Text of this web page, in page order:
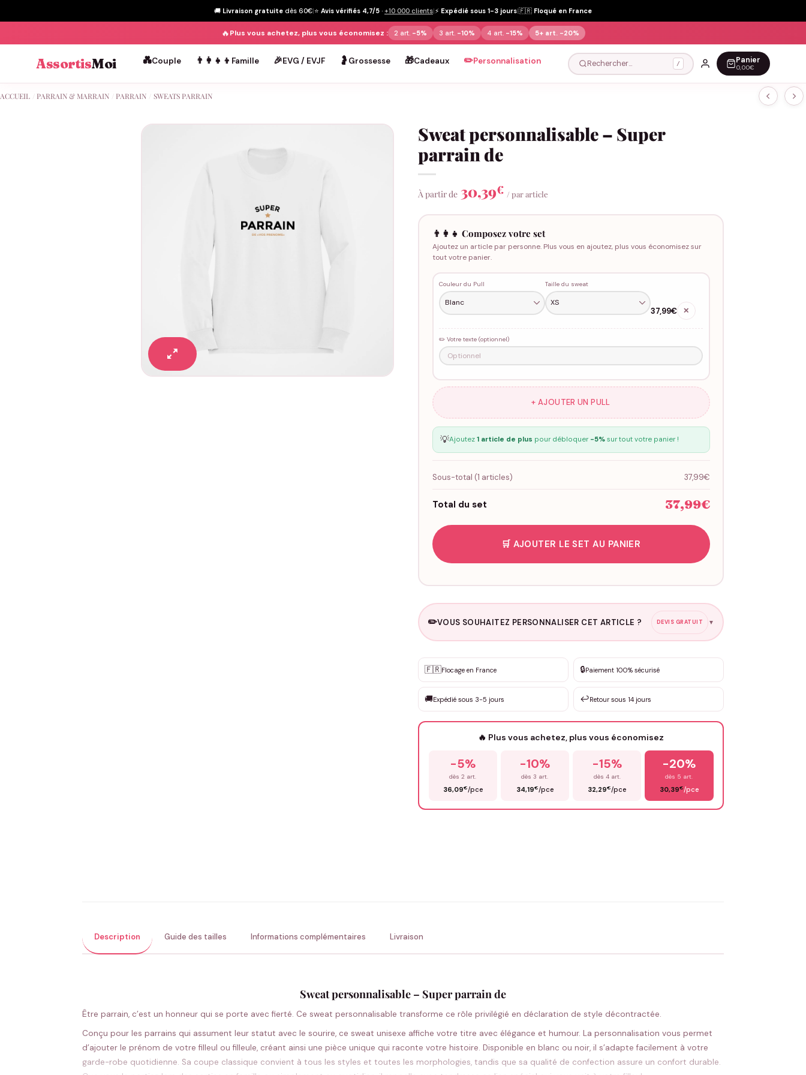
🚚 Livraison gratuite dès 60€|⭐ Avis vérifiés 4,7/5 · +10 000 clients|⚡ Expédié sous 1-3 jours|🇫🇷 Floqué en France
🔥Plus vous achetez, plus vous économisez : 2 art. -5% 3 art. -10% 4 art. -15% 5+ art. -20%
AssortisMoi 💑Couple 👨‍👩‍👧‍👦 Famille 🎉EVG / EVJF 🤰 Grossesse 🎁Cadeaux ✏️Personnalisation Rechercher… / Panier
0,00€
ACCUEIL PARRAIN & MARRAIN PARRAIN SWEATS PARRAIN
Sweat personnalisable – Super
parrain de
À partir de 30,39€ / par article
👨‍👩‍👧 Composez votre set
Ajoutez un article par personne. Plus vous en ajoutez, plus vous économisez sur
tout votre panier.
Couleur du Pull Taille du sweat
37,99€ ✕
✏️ Votre texte (optionnel)
+ AJOUTER UN PULL
💡Ajoutez 1 article de plus pour débloquer -5%sur tout votre panier !
Sous-total (1 articles) 37,99€
Total du set 37,99€
🛒 AJOUTER LE SET AU PANIER
✏️VOUS SOUHAITEZ PERSONNALISER CET ARTICLE ? DEVIS GRATUIT ▼
✨ Personnalisation sur mesure
DEVIS GRATUIT · Personnalisation de 3 à 10€ selon la demande
Que souhaitez-vous ?
🇫🇷Flocage en France 🔒Paiement 100% sécurisé
🚚Expédié sous 3-5 jours ↩️Retour sous 14 jours
🔥 Plus vous achetez, plus vous économisez
-5%
dès 2 art.
36,09€/pce
-10%
dès 3 art.
34,19€/pce
-15%
dès 4 art.
32,29€/pce
-20%
dès 5 art.
30,39€/pce
Description Guide des tailles Informations complémentaires Livraison
Sweat personnalisable – Super parrain de
Être parrain, c’est un honneur qui se porte avec fierté. Ce sweat personnalisable transforme ce rôle privilégié en déclaration de style décontractée.
Conçu pour les parrains qui assument leur statut avec le sourire, ce sweat unisexe affiche votre titre avec élégance et humour. La personnalisation vous permet
d’ajouter le prénom de votre filleul ou filleule, créant ainsi une pièce unique qui raconte votre histoire. Disponible en blanc ou noir, il s’adapte facilement à votre
garde-robe quotidienne. Sa coupe classique convient à tous les styles et toutes les morphologies, tandis que sa qualité de confection assure un confort durable.